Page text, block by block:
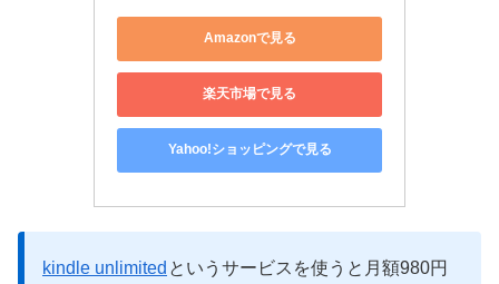
Amazonで見る
楽天市場で見る
Yahoo!ショッピングで見る
kindle unlimited というサービスを使うと月額980円